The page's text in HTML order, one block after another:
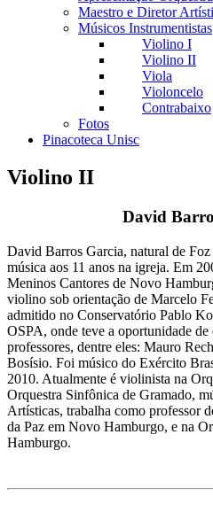
Maestro e Diretor
Músicos Instrumentistas
Violino I
Violino II
Viola
Violoncelo
Contrabaixo
Fotos
Pinacoteca Unisc
Violino II
David
David Barros Garcia, natural de
música aos 11 anos na igreja. Em
Meninos Cantores de Novo
violino sob orientação de Marcelo
admitido no Conservatório Pablo
OSPA, onde teve a oportunidade de
professores, dentre eles: Mauro
Bosísio. Foi músico do Exército
2010. Atualmente é violinista na
Orquestra Sinfônica de Gramado,
Artísticas, trabalha como professor
da Paz em Novo Hamburgo, e na
Hamburgo.